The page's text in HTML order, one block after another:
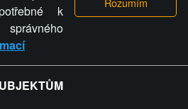
odstranění fotografie, videa nebo
uvedenou okolnost uplatnit vůči
nárok na náhradu škody nebo
újmy.
není zvrácenej. To jen
k